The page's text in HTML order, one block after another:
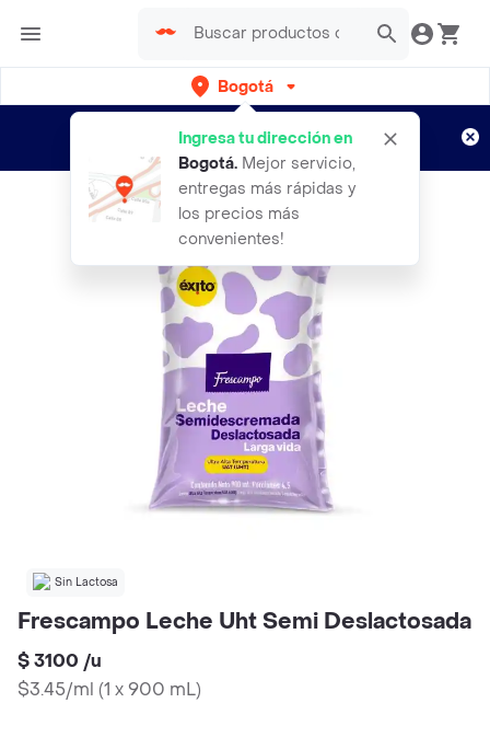
Bogotá
Ingresa tu dirección en
Bogotá. Mejor servicio,
entregas más rápidas y
los precios más
convenientes!
envíos gratis por semanas
Aplican TyC
Sin Lactosa
Frescampo Leche Uht Semi Deslactosada
$ 3100 /u
$3.45/ml (1 x 900 mL)